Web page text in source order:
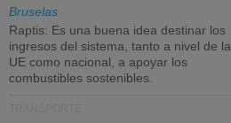
Bruselas
Raptis: Es una buena idea destinar los
ingresos del sistema, tanto a nivel de la
UE como nacional, a apoyar los
combustibles sostenibles.